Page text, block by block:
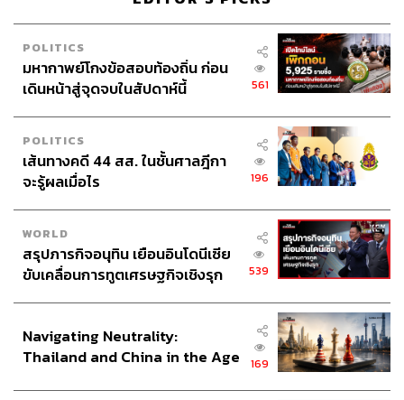
POLITICS
มหากาพย์โกงข้อสอบท้องถิ่น ก่อน
เดินหน้าสู่จุดจบในสัปดาห์นี้
561
POLITICS
เส้นทางคดี 44 สส. ในชั้นศาลฎีกา
จะรู้ผลเมื่อไร
196
WORLD
สรุปภารกิจอนุทิน เยือนอินโดนีเซีย
ขับเคลื่อนการทูตเศรษฐกิจเชิงรุก
539
Navigating Neutrality:
Thailand and China in the Age
169